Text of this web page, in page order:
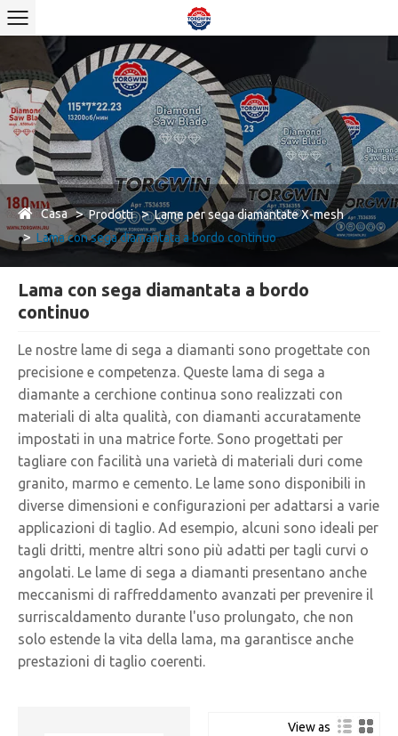
Casa Prodotti
Lame per sega diamantate X-mesh
Lama con sega diamantata a bordo continuo
Lama con sega diamantata a bordo
continuo
Le nostre lame di sega a diamanti sono progettate con
precisione e competenza. Queste lama di sega a
diamante a cerchione continua sono realizzati con
materiali di alta qualità, con diamanti accuratamente
impostati in una matrice forte. Sono progettati per
tagliare con facilità una varietà di materiali duri come
granito, marmo e cemento. Le lame sono disponibili in
diverse dimensioni e configurazioni per adattarsi a varie
applicazioni di taglio. Ad esempio, alcuni sono ideali per
tagli dritti, mentre altri sono più adatti per tagli curvi o
angolati. Le lame di sega a diamanti presentano anche
meccanismi di raffreddamento avanzati per prevenire il
surriscaldamento durante l'uso prolungato, che non
solo estende la vita della lama, ma garantisce anche
prestazioni di taglio coerenti.
View as